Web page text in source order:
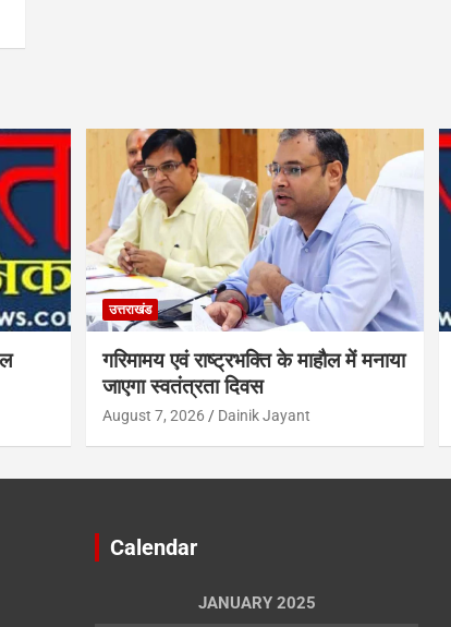
उत्तराखंड
गरिमामय एवं राष्ट्रभक्ति के माहौल में मनाया
जाएगा स्वतंत्रता दिवस
August 7, 2026 Dainik Jayant
Calendar
JANUARY 2025